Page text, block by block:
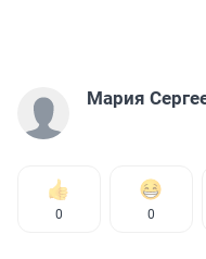
Мария
0 0